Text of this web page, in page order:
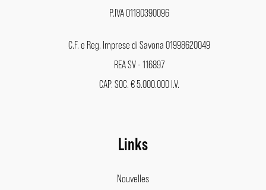
P.IVA 01180390096
C.F. e Reg. Imprese di Savona 01998620049
REA SV - 116897
CAP. SOC. € 5.000.000 I.V.
Links
Nouvelles